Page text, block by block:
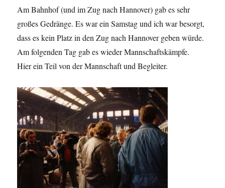
Am Bahnhof (und im Zug nach Hannover) gab es sehr
großes Gedränge. Es war ein Samstag und ich war besorgt,
dass es kein Platz in den Zug nach Hannover geben würde.
Am folgenden Tag gab es wieder Mannschaftskämpfe.
Hier ein Teil von der Mannschaft und Begleiter.